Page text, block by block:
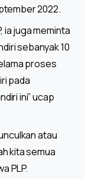
2022.
ia juga meminta
sebanyak 10
proses
pada
ini” ucap
atau
kita semua
PLP.